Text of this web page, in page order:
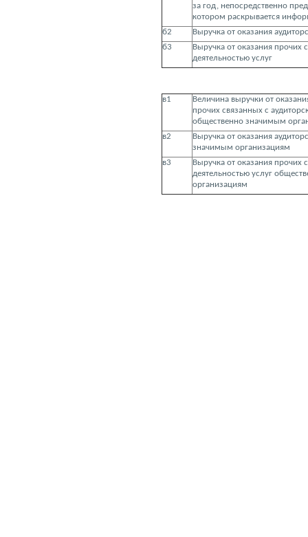
за год, непосредственно
котором раскрывается
б2
Выручка от оказания
б3
Выручка от оказания прочих
деятельностью услуг
в1
Величина выручки от
прочих связанных с
общественно значимым
в2
Выручка от оказания
значимым организациям
в3
Выручка от оказания прочих
деятельностью услуг
организациям